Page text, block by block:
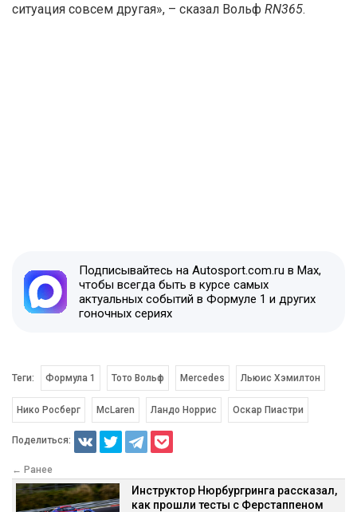
ситуация совсем другая», – сказал Вольф RN365.
Подписывайтесь на Autosport.com.ru в Max,
чтобы всегда быть в курсе самых
актуальных событий в Формуле 1 и других
гоночных сериях
Теги: Формула 1 Тото Вольф Mercedes Льюис Хэмилтон
Нико Росберг McLaren Ландо Норрис Оскар Пиастри
Поделиться:
← Ранее
Инструктор Нюрбургринга рассказал,
как прошли тесты с Ферстаппеном